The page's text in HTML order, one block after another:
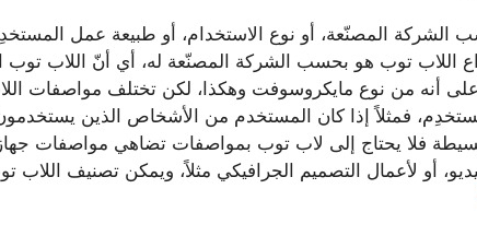
الشركة المصنّعة، أو نوع الاستخدام، أو طبيعة عمل
اللاب توب هو بحسب الشركة المصنّعة له، أي أنّ اللاب
أنه من نوع مايكروسوفت وهكذا، لكن تختلف مواصفات
فمثلاً إذا كان المستخدم من الأشخاص الذين
فلا يحتاج إلى لاب توب بمواصفات تضاهي مواصفات
أو لأعمال التصميم الجرافيكي مثلاً، ويمكن تصنيف